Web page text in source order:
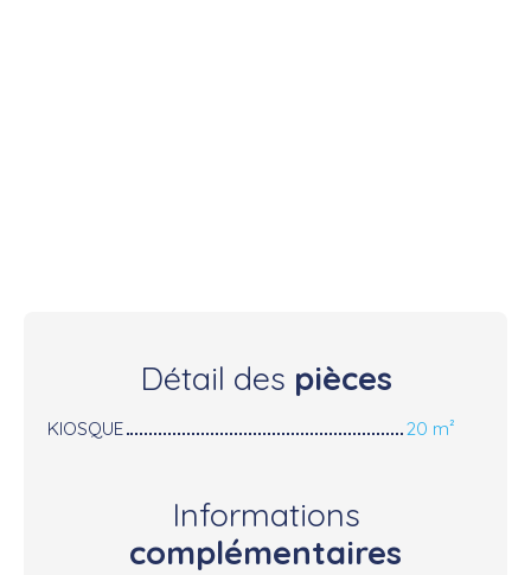
Détail des pièces
KIOSQUE 20 m²
Informations
complémentaires